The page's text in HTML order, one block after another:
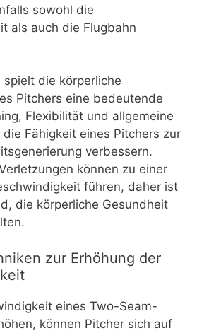
sowohl die
als auch die Flugbahn
spielt die körperliche
Pitchers eine bedeutende
Flexibilität und allgemeine
Fähigkeit eines Pitchers zur
verbessern.
können zu einer
führen, daher ist
die körperliche Gesundheit
zur Erhöhung der
eines Two-Seam-
können Pitcher sich auf